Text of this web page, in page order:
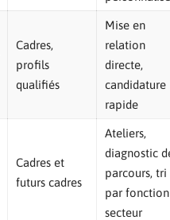
Cadres,
profils
qualifiés
Mise en
relation
directe,
candidature
rapide
Cadres et
futurs cadres
Ateliers,
diagnostic
parcours, tri
par
secteur